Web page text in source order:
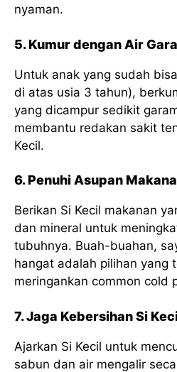
nyaman.
5. Kumur dengan Air
Untuk anak yang sudah
di atas usia 3 tahun),
yang dicampur sedikit
membantu redakan sakit
Kecil.
6. Penuhi Asupan
Berikan Si Kecil makanan
dan mineral untuk
tubuhnya. Buah-buahan,
hangat adalah pilihan yang
meringankan common cold
7. Jaga Kebersihan Si
Ajarkan Si Kecil untuk
sabun dan air mengalir